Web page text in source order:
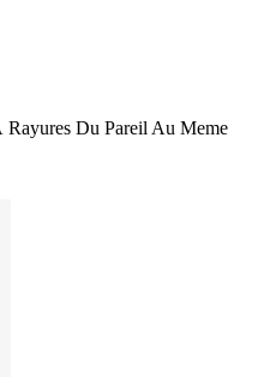
Du Pareil Au Meme